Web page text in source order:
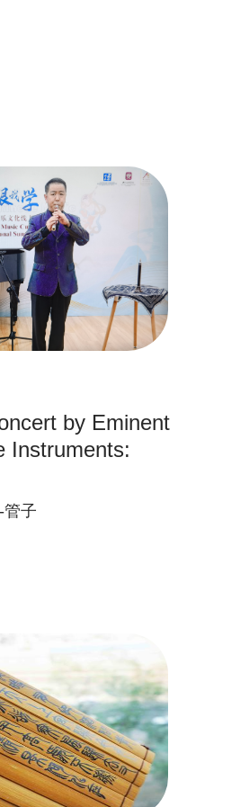
by Eminent
Instruments:
管子